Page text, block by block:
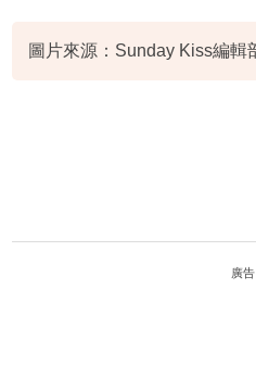
圖片來源：Sunday Kiss編輯
廣告